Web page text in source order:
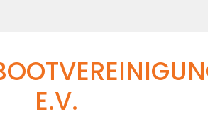
E.V.